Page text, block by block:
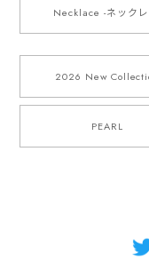
Necklace -ネック
2026 New
PEARL